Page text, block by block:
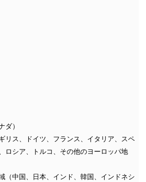
ダ）
リス、ドイツ、フランス、イタリア、スペ
ロシア、トルコ、その他のヨーロッパ地
（中国、日本、インド、韓国、インドネシ